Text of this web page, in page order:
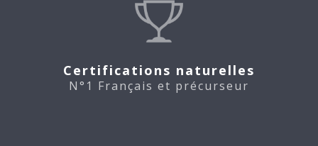
Certifications naturelles
N°1 Français et précurseur